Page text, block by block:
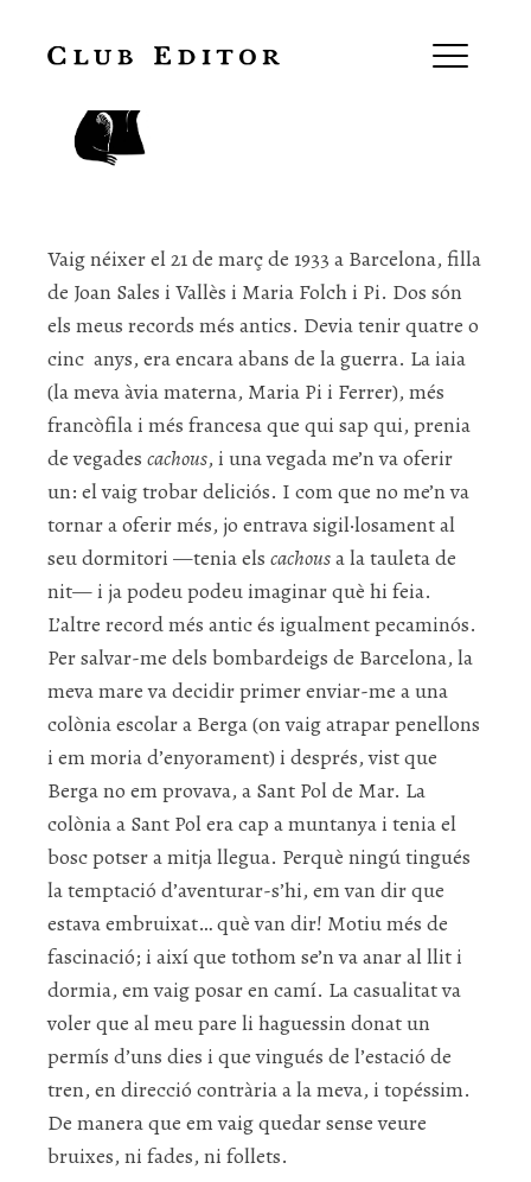
Vaig néixer el 21 de març de 1933 a Barcelona, filla
de Joan Sales i Vallès i Maria Folch i Pi. Dos són
els meus records més antics. Devia tenir quatre o
cinc anys, era encara abans de la guerra. La iaia
(la meva àvia materna, Maria Pi i Ferrer), més
francòfila i més francesa que qui sap qui, prenia
de vegades cachous, i una vegada me’n va oferir
un: el vaig trobar deliciós. I com que no me’n va
tornar a oferir més, jo entrava sigil·losament al
seu dormitori —tenia els cachousa la tauleta de
nit— i ja podeu podeu imaginar què hi feia.
L’altre record més antic és igualment pecaminós.
Per salvar-me dels bombardeigs de Barcelona, la
meva mare va decidir primer enviar-me a una
colònia escolar a Berga (on vaig atrapar penellons
i em moria d’enyorament) i després, vist que
Berga no em provava, a Sant Pol de Mar. La
colònia a Sant Pol era cap a muntanya i tenia el
bosc potser a mitja llegua. Perquè ningú tingués
la temptació d’aventurar-s’hi, em van dir que
estava embruixat… què van dir! Motiu més de
fascinació; i així que tothom se’n va anar al llit i
dormia, em vaig posar en camí. La casualitat va
voler que al meu pare li haguessin donat un
permís d’uns dies i que vingués de l’estació de
tren, en direcció contrària a la meva, i topéssim.
De manera que em vaig quedar sense veure
bruixes, ni fades, ni follets.